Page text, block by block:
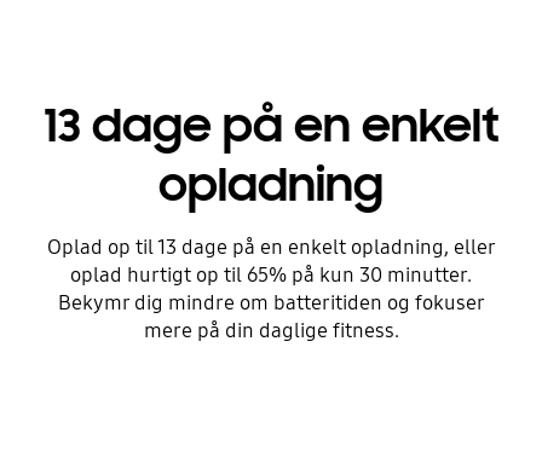
13 dage på en enkelt
opladning
Oplad op til 13 dage på en enkelt opladning, eller
oplad hurtigt op til 65% på kun 30 minutter.
Bekymr dig mindre om batteritiden og fokuser
mere på din daglige fitness.